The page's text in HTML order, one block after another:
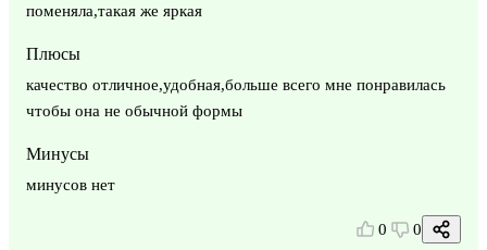
поменяла,такая же яркая
Плюсы
качество отличное,удобная,больше всего мне понравилась
чтобы она не обычной формы
Минусы
минусов нет
0 0